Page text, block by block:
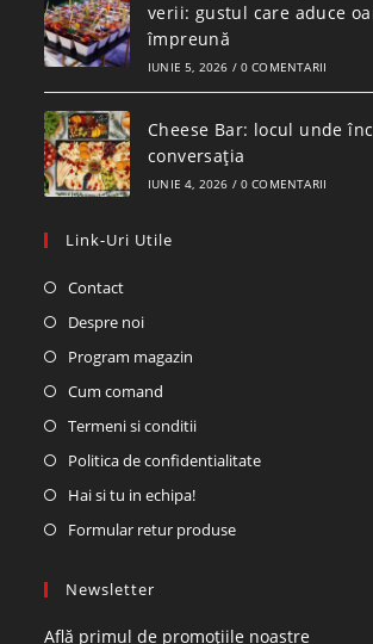
verii: gustul care aduce
împreună
IUNIE 5, 2026 / 0 COMENTARII
Cheese Bar: locul unde
conversația
IUNIE 4, 2026 / 0 COMENTARII
Link-Uri Utile
Contact
Despre noi
Program magazin
Cum comand
Termeni si conditii
Politica de confidentialitate
Hai si tu in echipa!
Formular retur produse
Newsletter
Află primul de promoțiile noastre